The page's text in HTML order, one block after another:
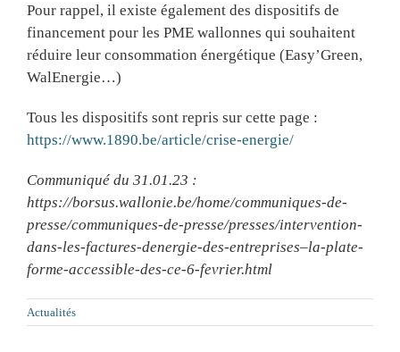
Pour rappel, il existe également des dispositifs de
financement pour les PME wallonnes qui souhaitent
réduire leur consommation énergétique (Easy’Green,
WalEnergie…)
Tous les dispositifs sont repris sur cette page :
https://www.1890.be/article/crise-energie/
Communiqué du 31.01.23 :
https://borsus.wallonie.be/home/communiques-de-
presse/communiques-de-presse/presses/intervention-
dans-les-factures-denergie-des-entreprises–la-plate-
forme-accessible-des-ce-6-fevrier.html
Actualités